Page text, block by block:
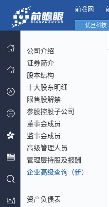
前瞻网
优旦科技
公司介绍
证券简介
股本结构
十大股东明细
限售股解禁
参股控股子公司
董事会成员
监事会成员
高级管理人员
管理层持股及报酬
企业高级查询（新）
资产负债表